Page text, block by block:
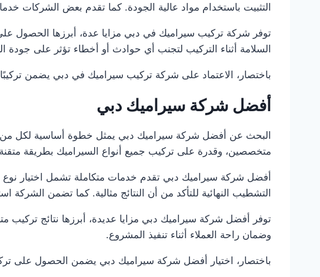
التثبيت باستخدام مواد عالية الجودة. كما تقدم بعض الشركات
توفر شركة تركيب سيراميك في دبي مزايا عدة، أبرزها الحصول على
السلامة أثناء التركيب لتجنب أي حوادث أو أخطاء تؤثر على جودة
باختصار، الاعتماد على شركة تركيب سيراميك في دبي يضمن تركيبًا
أفضل شركة سيراميك دبي
البحث عن أفضل شركة سيراميك دبي يمثل خطوة أساسية لكل من
متخصصين، وقدرة على تركيب جميع أنواع السيراميك بطريقة
أفضل شركة سيراميك دبي تقدم خدمات متكاملة تشمل اختيار نوع
التشطيب النهائية للتأكد من أن النتائج مثالية. كما تضمن الشركة
توفر أفضل شركة سيراميك دبي مزايا عديدة، أبرزها نتائج تركيب
وضمان راحة العملاء أثناء تنفيذ المشروع.
باختصار، اختيار أفضل شركة سيراميك دبي يضمن الحصول على